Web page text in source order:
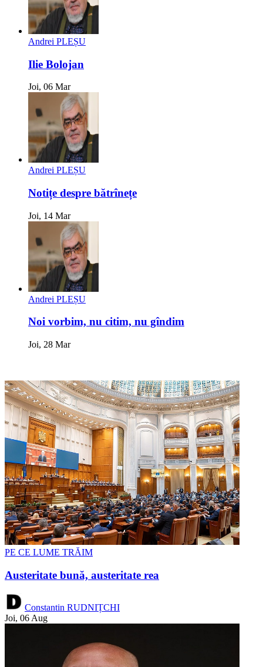
Andrei PLEȘU
Ilie Bolojan
Joi, 06 Mar
Andrei PLEȘU
Notițe despre bătrînețe
Joi, 14 Mar
Andrei PLEȘU
Noi vorbim, nu citim, nu gîndim
Joi, 28 Mar
PE CE LUME TRĂIM
Austeritate bună, austeritate rea
Constantin RUDNIȚCHI
Joi, 06 Aug